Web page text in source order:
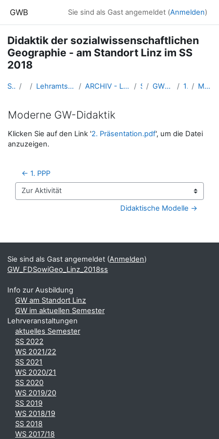
GWB Sie sind als Gast angemeldet (Anmelden)
Didaktik der sozialwissenschaftlichen
Geographie - am Standort Linz im SS
2018
Startseite Kurse Lehramtsausbildung GW im Cluster Österreich Mitte ARCHIV - Lehrveranstaltungen am Standort Linz - seit 2016 SS 2018 GW_FDSowiGeo_Linz_2018ss 13.03.2018 Moderne GW-Didaktik
Moderne GW-Didaktik
Abschlussbedingungen
Klicken Sie auf den Link '2. Präsentation.pdf', um die Datei
anzuzeigen.
← 1. PPP
Zur Aktivität
Didaktische Modelle →
Ergänzungsblöcke
Sie sind als Gast angemeldet (Anmelden)
GW_FDSowiGeo_Linz_2018ss
Info zur Ausbildung
GW am Standort Linz
GW im aktuellen Semester
Lehrveranstaltungen
aktuelles Semester
SS 2022
WS 2021/22
SS 2021
WS 2020/21
SS 2020
WS 2019/20
SS 2019
WS 2018/19
SS 2018
WS 2017/18